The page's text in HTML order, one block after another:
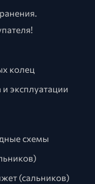
колец
эксплуатации
схемы
(сальников)